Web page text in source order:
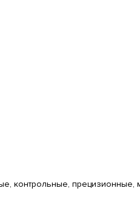
контрольные, прецизионные,